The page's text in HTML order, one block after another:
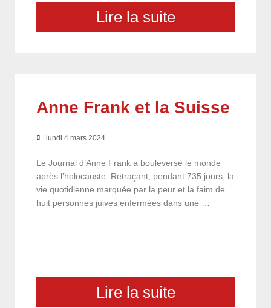
Lire la suite
Anne Frank et la Suisse
lundi 4 mars 2024
Le Journal d’Anne Frank a bouleversé le monde
après l’holocauste. Retraçant, pendant 735 jours, la
vie quotidienne marquée par la peur et la faim de
huit personnes juives enfermées dans une …
Lire la suite